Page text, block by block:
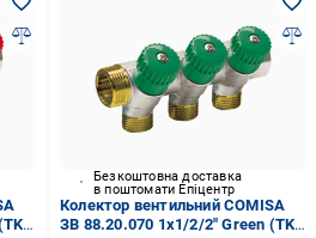
Безкоштовна доставка
в поштомати Епіцентр
Колектор вентильний COMISA
ЗВ 88.20.070 1х1/2/2" Green (TK-